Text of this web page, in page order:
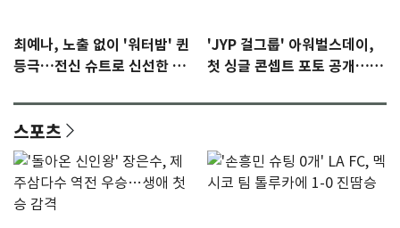
최예나, 노출 없이 '워터밤' 퀸
등극…전신 슈트로 신선한 충
'JYP 걸그룹' 아워벌스데이,
첫 싱글 콘셉트 포토 공개…청
스포츠